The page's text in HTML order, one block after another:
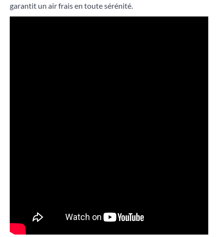
garantit un air frais en toute sérénité.